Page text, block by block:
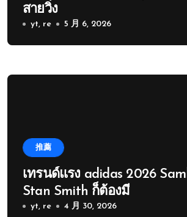
สายวิ่ง
yt, re 5 月 6, 2026
推薦
เทรนด์แรง adidas 2026
Stan Smith ก็ต้องมี
yt, re 4 月 30, 2026